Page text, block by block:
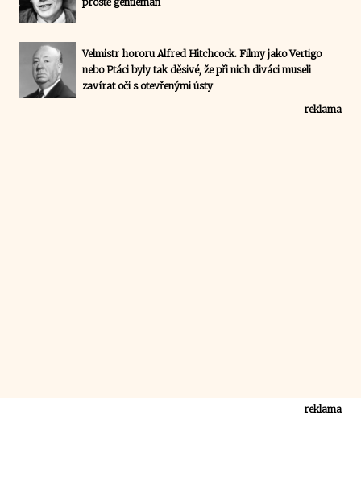
Velmistr hororu Alfred Hitchcock. Filmy jako Vertigo
nebo Ptáci byly tak děsivé, že při nich diváci museli
zavírat oči s otevřenými ústy
reklama
reklama